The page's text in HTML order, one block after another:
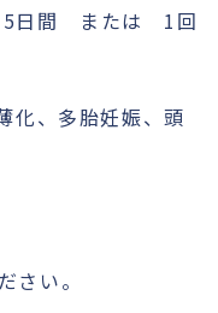
日間 または 1回
化、多胎妊娠、頭
さい。